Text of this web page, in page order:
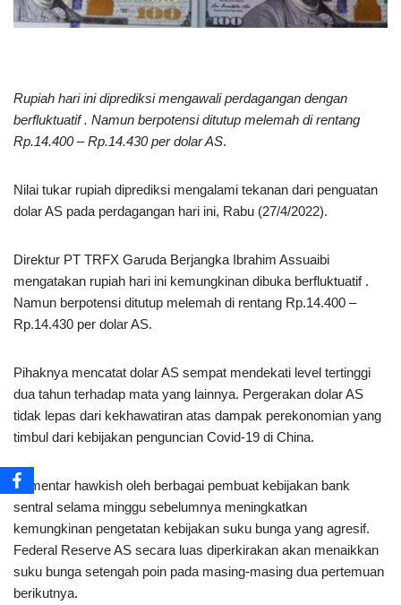
Rupiah hari ini diprediksi mengawali perdagangan dengan
berfluktuatif . Namun berpotensi ditutup melemah di rentang
Rp.14.400 – Rp.14.430 per dolar AS.
Nilai tukar rupiah diprediksi mengalami tekanan dari penguatan
dolar AS pada perdagangan hari ini, Rabu (27/4/2022).
Direktur PT TRFX Garuda Berjangka Ibrahim Assuaibi
mengatakan rupiah hari ini kemungkinan dibuka berfluktuatif .
Namun berpotensi ditutup melemah di rentang Rp.14.400 –
Rp.14.430 per dolar AS.
Pihaknya mencatat dolar AS sempat mendekati level tertinggi
dua tahun terhadap mata yang lainnya. Pergerakan dolar AS
tidak lepas dari kekhawatiran atas dampak perekonomian yang
timbul dari kebijakan penguncian Covid-19 di China.
Komentar hawkish oleh berbagai pembuat kebijakan bank
sentral selama minggu sebelumnya meningkatkan
kemungkinan pengetatan kebijakan suku bunga yang agresif.
Federal Reserve AS secara luas diperkirakan akan menaikkan
suku bunga setengah poin pada masing-masing dua pertemuan
berikutnya.